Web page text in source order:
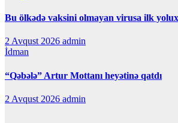
Bu ölkədə vaksini olmayan virusa ilk
2 Avqust 2026 admin
İdman
“Qəbələ” Artur Mottanı heyətinə qatdı
2 Avqust 2026 admin